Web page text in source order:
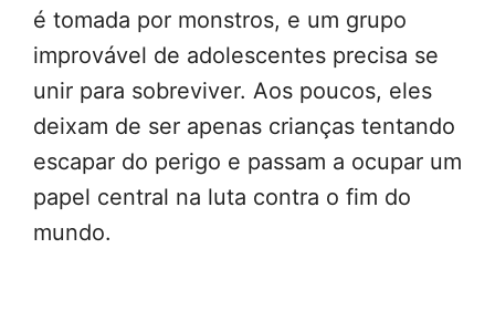
é tomada por monstros, e um grupo
improvável de adolescentes precisa se
unir para sobreviver. Aos poucos, eles
deixam de ser apenas crianças tentando
escapar do perigo e passam a ocupar um
papel central na luta contra o fim do
mundo.